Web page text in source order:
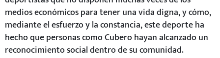
medios económicos para tener una vida digna, y cómo,
mediante el esfuerzo y la constancia, este deporte ha
hecho que personas como Cubero hayan alcanzado un
reconocimiento social dentro de su comunidad.